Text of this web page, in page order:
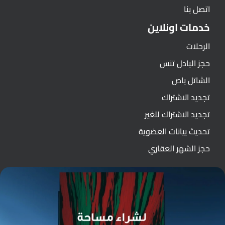
اتصل بنا
خدمات اونلاين
الرحلات
حجز البادل تنس
الشاتل باص
تجديد الاشتراك
تجديد الاشتراك للغير
تحديث بيانات العضوية
حجز الشهر العقاري